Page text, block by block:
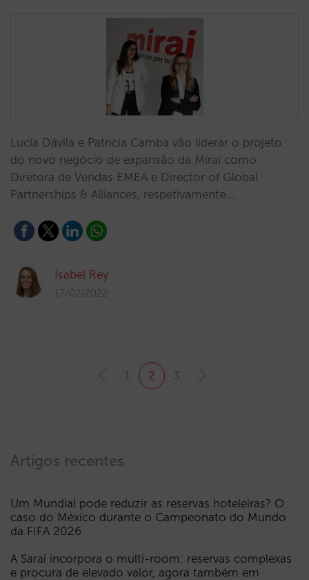
Lucía Dávila e Patricia Camba vão liderar o projeto
do novo negócio de expansão da Mirai como
Diretora de Vendas EMEA e Director of Global
Partnerships & Alliances, respetivamente.…
Isabel Rey
17/02/2022
1 2 3
Artigos recentes
Um Mundial pode reduzir as reservas hoteleiras? O
caso do México durante o Campeonato do Mundo
da FIFA 2026
A Sarai incorpora o multi-room: reservas complexas
e procura de elevado valor, agora também em